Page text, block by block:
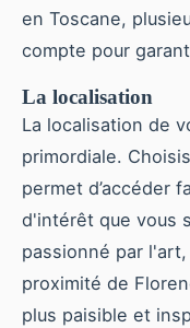
en Toscane,
compte pour
La localisation
La localisation de
primordiale.
permet d’accéder
d'intérêt que vous
passionné par
proximité de
plus paisible et